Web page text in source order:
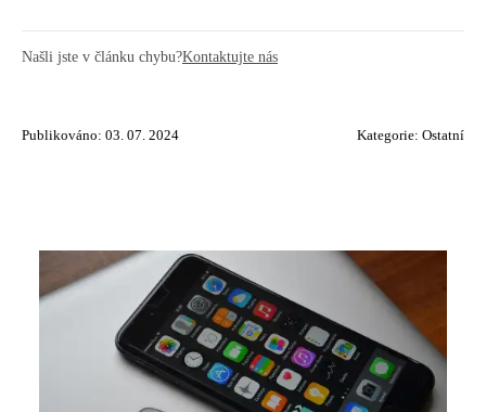
Našli jste v článku chybu?Kontaktujte nás
Publikováno: 03. 07. 2024 Kategorie: Ostatní